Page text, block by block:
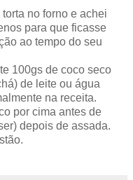
no forno e achei
para que ficasse
ao tempo do seu
100gs de coco seco
de leite ou água
na receita.
por cima antes de
depois de assada.